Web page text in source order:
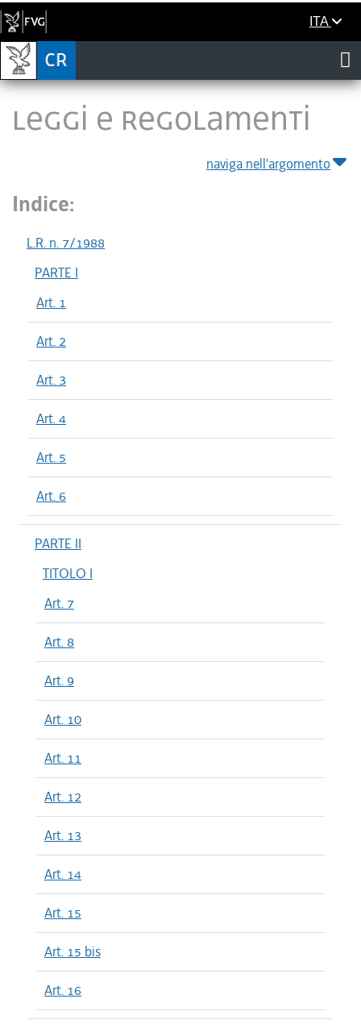
ITA
LEGGI E REGOLAMENTI
naviga nell'argomento
Indice:
L.R. n. 7/1988
PARTE I
Art. 1
Art. 2
Art. 3
Art. 4
Art. 5
Art. 6
PARTE II
TITOLO I
Art. 7
Art. 8
Art. 9
Art. 10
Art. 11
Art. 12
Art. 13
Art. 14
Art. 15
Art. 15 bis
Art. 16